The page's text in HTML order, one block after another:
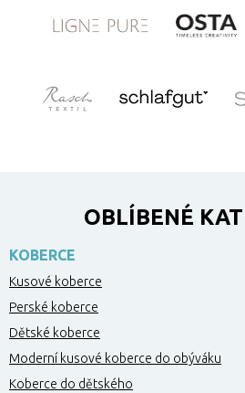
OBLÍBENÉ
KOBERCE
Kusové koberce
Perské koberce
Dětské koberce
Moderní kusové koberce do obýváku
Koberce do dětského